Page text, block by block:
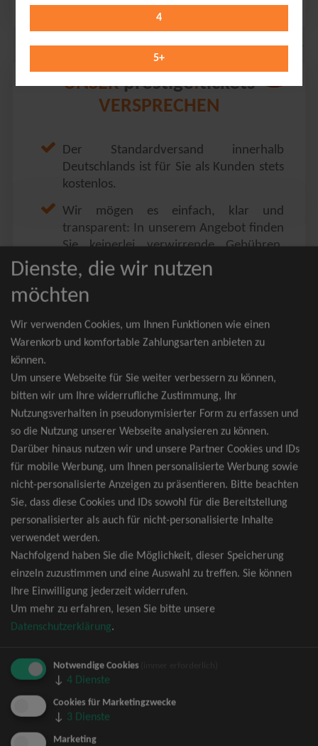
4
5+
UNSERprestige.tickets
VERSPRECHEN
Der Standardversand innerhalb
Deutschlands ist für Sie als Kunden stets
kostenlos.
Wir mögen es einfach, klar und
transparent: In unserem Angebot finden
Sie keinerlei verwirrende Gebühren,
Zusatzangebote oder ähnliches.
Sie erhalten ausschließlich
zusammenhängende Sitzplätze, welche
nach der Bestplatzbuchung vergeben
werden.
wider Erwarten doch nicht verfügbar
sein, erhalten Sie von uns Tickets für die
nächst bessere Kategorie. Und das
kostenfrei und völlig automatisch.
TOP-Events
André Rieu Tickets
David Garrett Tickets
Andrea Berg Tickets
Backstreet Boys Tickets
Unheilig Tickets
Santiano Tickets
Bryan Adams Tickets
Andreas Gabalier Tickets
Die Fantastischen Vier Tickets
Herbert Grönemeyer Tickets
Deep Purple Tickets
Dienste, die wir nutzen
möchten
Wir verwenden Cookies, um Ihnen Funktionen wie einen
Warenkorb und komfortable Zahlungsarten anbieten zu
können.
Um unsere Webseite für Sie weiter verbessern zu können,
bitten wir um Ihre widerrufliche Zustimmung, Ihr
Nutzungsverhalten in pseudonymisierter Form zu erfassen und
so die Nutzung unserer Webseite analysieren zu können.
Darüber hinaus nutzen wir und unsere Partner Cookies und IDs
für mobile Werbung, um Ihnen personalisierte Werbung sowie
nicht-personalisierte Anzeigen zu präsentieren. Bitte beachten
Sie, dass diese Cookies und IDs sowohl für die Bereitstellung
personalisierter als auch für nicht-personalisierte Inhalte
verwendet werden.
Nachfolgend haben Sie die Möglichkeit, dieser Speicherung
einzeln zuzustimmen und eine Auswahl zu treffen. Sie können
Ihre Einwilligung jederzeit widerrufen.
Um mehr zu erfahren, lesen Sie bitte unsere
Datenschutzerklärung.
Notwendige Cookies
↓ 4 Dienste
Cookies für Marketingzwecke
↓ 3 Dienste
Marketing